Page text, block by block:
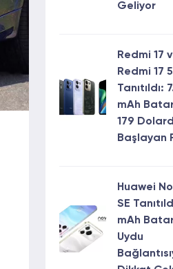
Geliyor
Redmi 17
Redmi 17
Tanıtıldı:
mAh
179
Başlayan
Huawei
SE
mAh
Uydu